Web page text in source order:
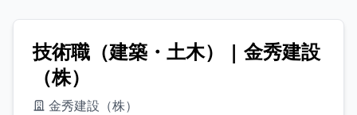
技術職（建築・土木） | 金秀建設
（株）
金秀建設（株）